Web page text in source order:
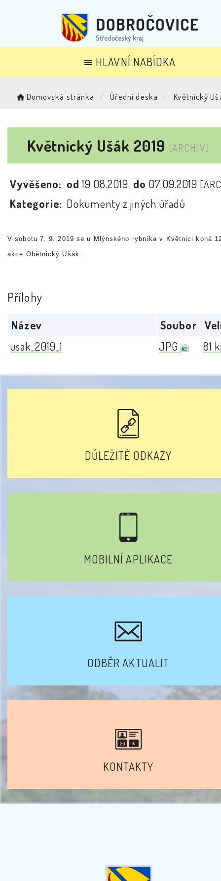
HLAVNÍ NABÍDKA
Domovská stránka Úřední deska Květnický
Květnický Ušák 2019 [ARCHIV]
Vyvěšeno: od19.08.2019 do 07.09.2019
Kategorie: Dokumenty z jiných úřadů
V sobotu 7. 9. 2019 se u Mlýnského rybníka v Květnici koná
akce Obětnický Ušák.
Přílohy
Název Soubor
usak_2019_1
JPG 81
DŮLEŽITÉ ODKAZY
MOBILNÍ APLIKACE
ODBĚR AKTUALIT
KONTAKTY